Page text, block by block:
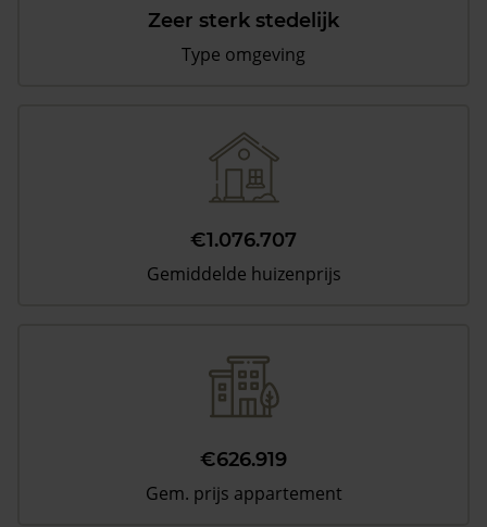
Zeer sterk stedelijk
Type omgeving
€1.076.707
Gemiddelde huizenprijs
€626.919
Gem. prijs appartement